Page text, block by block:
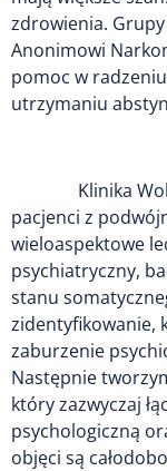
zdrowienia.
Anonimowi
pomoc w
utrzymaniu
Klinika
pacjenci z
wieloaspektowe
psychiatryczny,
stanu
zidentyfikowanie,
zaburzenie
Następnie
który zazwyczaj
psychologiczną
objęci są